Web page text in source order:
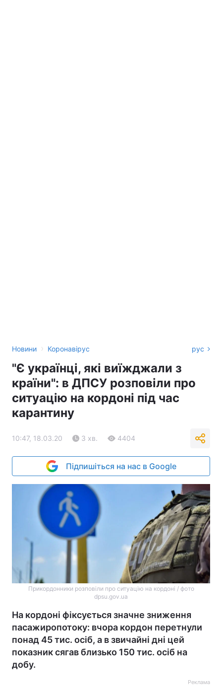
Новини › Коронавірус рус
"Є українці, які виїжджали з
країни": в ДПСУ розповіли про
ситуацію на кордоні під час
карантину
10:47, 18.03.20 3 хв. 4404
Підпишіться на нас в Google
Прикордонники розповіли про ситуацію на кордоні / фото
dpsu.gov.ua
На кордоні фіксується значне зниження
пасажиропотоку: вчора кордон перетнули
понад 45 тис. осіб, а в звичайні дні цей
показник сягав близько 150 тис. осіб на
добу.
Реклама